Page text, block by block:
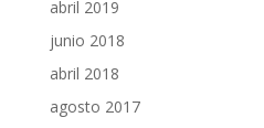
abril 2019
junio 2018
abril 2018
agosto 2017